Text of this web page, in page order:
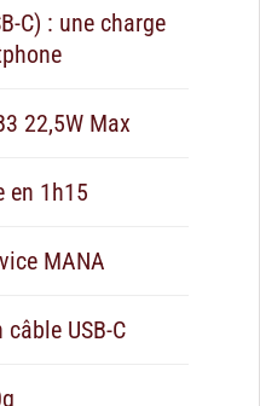
C) : une charge
22,5W Max
en 1h15
MANA
USB-C